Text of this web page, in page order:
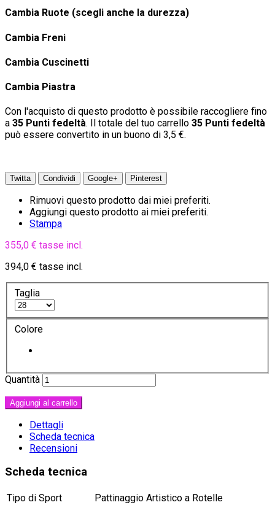
Cambia Ruote (scegli anche la durezza)
Cambia Freni
Cambia Cuscinetti
Cambia Piastra
Con l'acquisto di questo prodotto è possibile raccogliere fino
a 35 Punti fedeltà. Il totale del tuo carrello 35 Punti fedeltà
può essere convertito in un buono di 3,5 €.
Twitta Condividi Google+ Pinterest
Rimuovi questo prodotto dai miei preferiti.
Aggiungi questo prodotto ai miei preferiti.
Stampa
355,0 € tasse incl.
394,0 € tasse incl.
Taglia
Colore
Quantità
Aggiungi al carrello
Dettagli
Scheda tecnica
Recensioni
Scheda tecnica
Tipo di Sport
Pattinaggio Artistico a Rotelle